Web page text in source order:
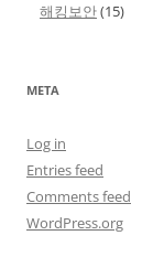
해킹보안(15)
META
Log in
Entries feed
Comments feed
WordPress.org